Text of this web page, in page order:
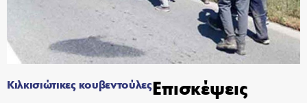
Κιλκισιώτικες κουβεντούλεςΕπισκέψεις